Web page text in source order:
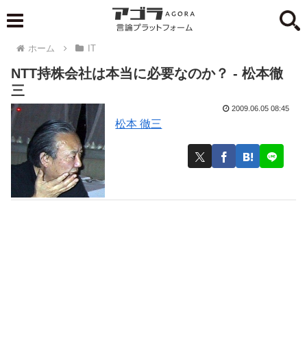
ホーム IT
NTT持株会社は本当に必要なのか？ - 松本徹
三
松本 徹三
2009.06.05 08:45